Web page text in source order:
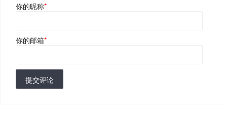
你的昵称*
你的邮箱*
提交评论